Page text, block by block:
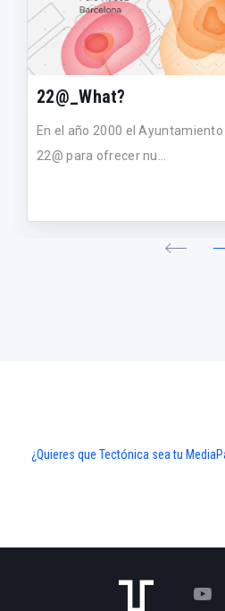
22@_What?
En el año 2000 el
22@ para ofrecer nu...
¿Quieres que Tectónica sea tu